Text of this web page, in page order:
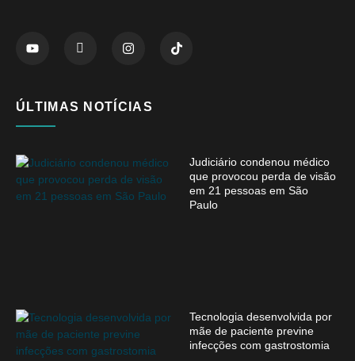
ÚLTIMAS NOTÍCIAS
Judiciário condenou médico
que provocou perda de visão
em 21 pessoas em São
Paulo
Tecnologia desenvolvida por
mãe de paciente previne
infecções com gastrostomia